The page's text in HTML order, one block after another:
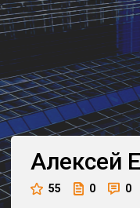
Алексей
55 0 0